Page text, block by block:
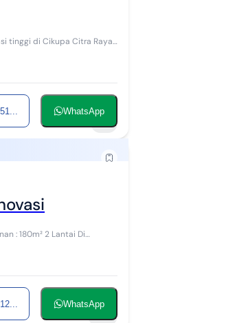
tinggi di Cikupa Citra Raya,
WhatsApp
: 180m² 2 Lantai Di
WhatsApp